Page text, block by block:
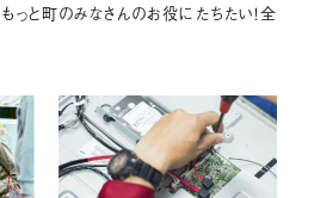
っと町のみなさんのお役にたちたい！全